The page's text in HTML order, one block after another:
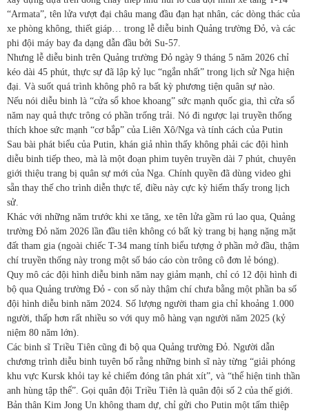
“Armata”, tên lửa vượt đại châu mang đầu đạn hạt nhân, các dòng thác của
xe phòng không, thiết giáp… trong lễ diễu binh Quảng trường Đỏ, và các
phi đội máy bay đa dạng dẫn đầu bởi Su-57.
Nhưng lễ diễu binh trên Quảng trường Đỏ ngày 9 tháng 5 năm 2026 chỉ
kéo dài 45 phút, thực sự đã lập kỷ lục “ngắn nhất” trong lịch sử Nga hiện
đại. Và suốt quá trình không phô ra bất kỳ phương tiện quân sự nào.
Nếu nói diễu binh là “cửa sổ khoe khoang” sức mạnh quốc gia, thì cửa sổ
năm nay quả thực trông có phần trống trải. Nó đi ngược lại truyền thống
thích khoe sức mạnh “cơ bắp” của Liên Xô/Nga và tính cách của Putin
Sau bài phát biểu của Putin, khán giả nhìn thấy không phải các đội hình
diễu binh tiếp theo, mà là một đoạn phim tuyên truyền dài 7 phút, chuyên
giới thiệu trang bị quân sự mới của Nga. Chính quyền đã dùng video ghi
sẵn thay thế cho trình diễn thực tế, điều này cực kỳ hiếm thấy trong lịch
sử.
Khác với những năm trước khi xe tăng, xe tên lửa gầm rú lao qua, Quảng
trường Đỏ năm 2026 lần đầu tiên không có bất kỳ trang bị hạng nặng mặt
đất tham gia (ngoài chiếc T-34 mang tính biểu tượng ở phần mở đầu, thậm
chí truyền thống này trong một số báo cáo còn trông cô đơn lẻ bóng).
Quy mô các đội hình diễu binh năm nay giảm mạnh, chỉ có 12 đội hình đi
bộ qua Quảng trường Đỏ - con số này thậm chí chưa bằng một phần ba số
đội hình diễu binh năm 2024. Số lượng người tham gia chỉ khoảng 1.000
người, thấp hơn rất nhiều so với quy mô hàng vạn người năm 2025 (kỷ
niệm 80 năm lớn).
Các binh sĩ Triều Tiên cũng đi bộ qua Quảng trường Đỏ. Người dẫn
chương trình diễu binh tuyên bố rằng những binh sĩ này từng “giải phóng
khu vực Kursk khỏi tay kẻ chiếm đóng tân phát xít”, và “thể hiện tinh thần
anh hùng tập thể”. Gọi quân đội Triều Tiên là quân đội số 2 của thế giới.
Bản thân Kim Jong Un không tham dự, chỉ gửi cho Putin một tấm thiệp